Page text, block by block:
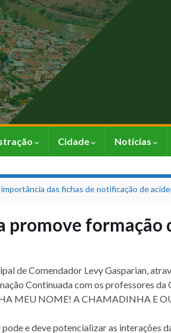
Cidade Notícias
das fichas de notificação de
promove formação
de Comendador Levy Gasparian,
Continuada com os professores
MEU NOME! A CHAMADINHA E
e deve potencializar as interações